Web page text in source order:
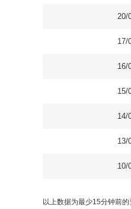
20/
17/
16/
15/
14/
13/
10/
以上数据为最少15分钟前的